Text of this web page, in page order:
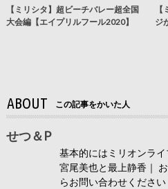
【ミリシタ】超ビーチバレー超全国
大会編【エイプリルフール2020】
ジ
ABOUT この記事をかいた人
せつ＆P
基本的にはミリオンラ
宮尾美也と最上静香｜
らお問い合わせください